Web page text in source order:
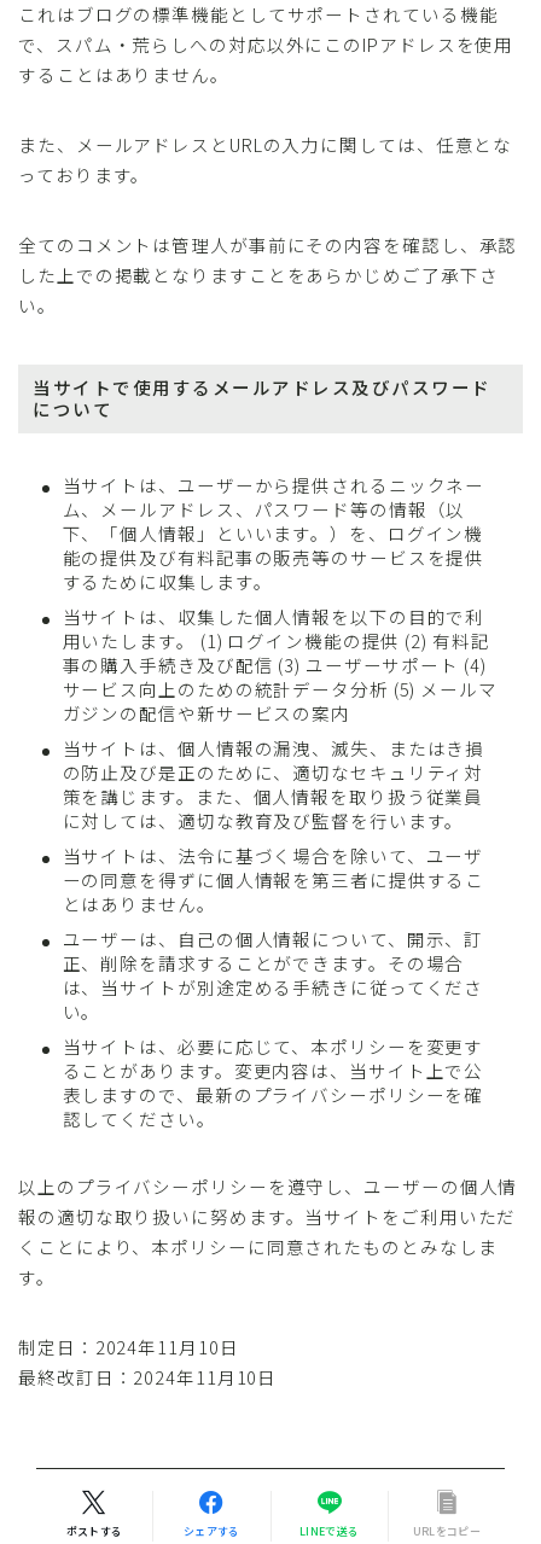
これはブログの標準機能としてサポートされている機能
で、スパム・荒らしへの対応以外にこのIPアドレスを使用
することはありません。
また、メールアドレスとURLの入力に関しては、任意とな
っております。
全てのコメントは管理人が事前にその内容を確認し、承認
した上での掲載となりますことをあらかじめご了承下さ
い。
当サイトで使用するメールアドレス及びパスワード
について
当サイトは、ユーザーから提供されるニックネー
ム、メールアドレス、パスワード等の情報（以
下、「個人情報」といいます。）を、ログイン機
能の提供及び有料記事の販売等のサービスを提供
するために収集します。
当サイトは、収集した個人情報を以下の目的で利
用いたします。 (1) ログイン機能の提供 (2) 有料記
事の購入手続き及び配信 (3) ユーザーサポート (4)
サービス向上のための統計データ分析 (5) メールマ
ガジンの配信や新サービスの案内
当サイトは、個人情報の漏洩、滅失、またはき損
の防止及び是正のために、適切なセキュリティ対
策を講じます。また、個人情報を取り扱う従業員
に対しては、適切な教育及び監督を行います。
当サイトは、法令に基づく場合を除いて、ユーザ
ーの同意を得ずに個人情報を第三者に提供するこ
とはありません。
ユーザーは、自己の個人情報について、開示、訂
正、削除を請求することができます。その場合
は、当サイトが別途定める手続きに従ってくださ
い。
当サイトは、必要に応じて、本ポリシーを変更す
ることがあります。変更内容は、当サイト上で公
表しますので、最新のプライバシーポリシーを確
認してください。
以上のプライバシーポリシーを遵守し、ユーザーの個人情
報の適切な取り扱いに努めます。当サイトをご利用いただ
くことにより、本ポリシーに同意されたものとみなしま
す。
制定日：2024年11月10日
最終改訂日：2024年11月10日
ポストする シェアする LINEで送る URLをコピー